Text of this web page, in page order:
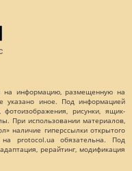
на информацию, размещенную на
указано иное. Под информацией
рисунки, ящик-
При использовании материалов,
наличие гиперссылки открытого
protocol.ua обязательна. Под
рерайтинг, модификация